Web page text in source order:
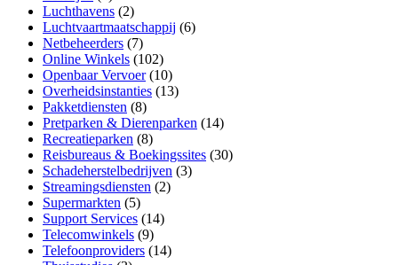
Luchthavens (2)
Luchtvaartmaatschappij (6)
Netbeheerders (7)
Online Winkels (102)
Openbaar Vervoer(10)
Overheidsinstanties (13)
Pakketdiensten (8)
Pretparken & Dierenparken (14)
Recreatieparken (8)
Reisbureaus & Boekingssites (30)
Schadeherstelbedrijven (3)
Streamingsdiensten (2)
Supermarkten (5)
Support Services (14)
Telecomwinkels (9)
Telefoonproviders (14)